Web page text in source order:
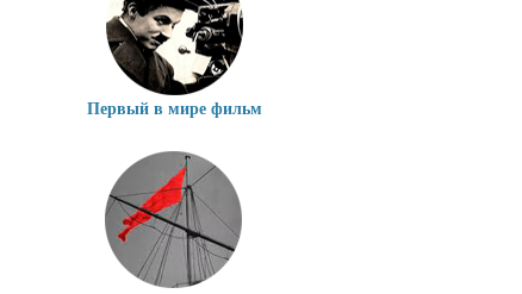
Первый в мире фильм